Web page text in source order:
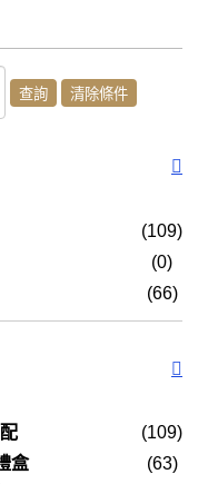
(109)
(0)
(66)
(109)
盒
(63)